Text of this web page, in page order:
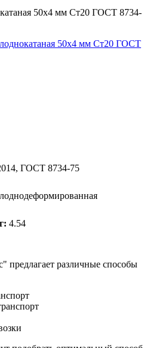
ГОСТ 8734-75
4.54
предлагает различные способы